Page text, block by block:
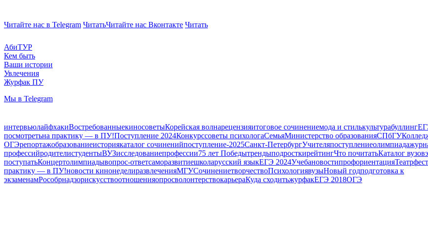
Читайте нас в Telegram ЧитатьЧитайте нас Вконтакте Читать
АбиТУР
Кем быть
Ваши истории
Увлечения
Журфак ПУ
Мы в Telegram
интервьюлайфхакиВостребованныекиносоветыКорейская волнарецензияитоговое сочинениемода и стилькультурабуллинг
посмотретьна практику — в ПУ!Поступление 2024Конкурссоветы психологаСемьяМинистерство образованияСПбГУ
ОГЭрепортажобразованиеисториякаталог сочиненийпоступление-2025Санкт-ПетербургУчителяпоступлениеолимпиада
профессийродителистудентыВУЗисследованиепрофессии75 лет ПобедытрендыподросткирейтингЧто почитатьКаталог вузов
поступатьКонцертолимпиадывопрос-ответсаморазвитиешколарусский языкЕГЭ 2024УчебановостипрофориентацияТеатр
практику — в ПУ!новости кинонеделиразвлеченияМГУСочинениетворчествоПсихологиявузыНовый годподготовка к
экзаменамРособрнадзорискусствоотношенияопросволонтерствокарьераКуда сходитьжурфакЕГЭ 2018ОГЭ